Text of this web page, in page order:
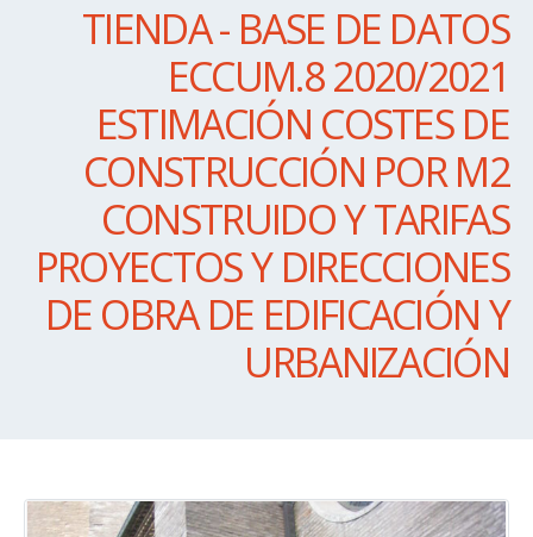
TIENDA - BASE DE DATOS
ECCUM.8 2020/2021
ESTIMACIÓN COSTES DE
CONSTRUCCIÓN POR M2
CONSTRUIDO Y TARIFAS
PROYECTOS Y DIRECCIONES
DE OBRA DE EDIFICACIÓN Y
URBANIZACIÓN